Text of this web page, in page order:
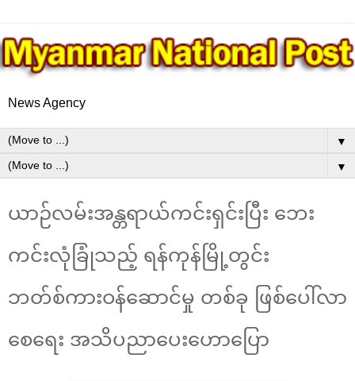
News Agency
▼
▼
ယာဉ်လမ်းအန္တရာယ်ကင်းရှင်းပြီး ဘေး
ကင်းလုံခြုံသည့် ရန်ကုန်မြို့တွင်း
ဘတ်စ်ကားဝန်ဆောင်မှု တစ်ခု ဖြစ်ပေါ်လာ
စေရေး အသိပညာပေးဟောပြော